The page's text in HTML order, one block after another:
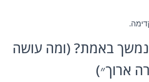
נמשך באמת? (ומה עושה
ארוך״)